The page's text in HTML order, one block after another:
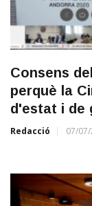
Consens
perquè la
d'estat i de
Redacció 07/07/